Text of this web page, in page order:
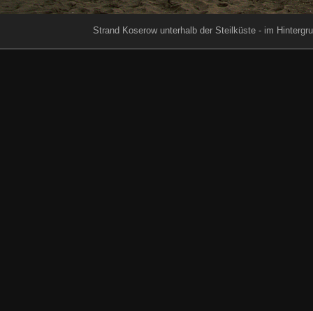
Strand Koserow unterhalb der Steilküste - im